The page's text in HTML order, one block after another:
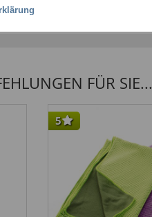
FÜR SIE...
5